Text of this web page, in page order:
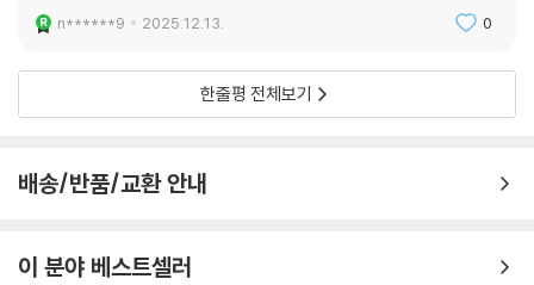
n******9 2025.12.13. 0
한줄평 전체보기
배송/반품/교환 안내
이 분야 베스트셀러